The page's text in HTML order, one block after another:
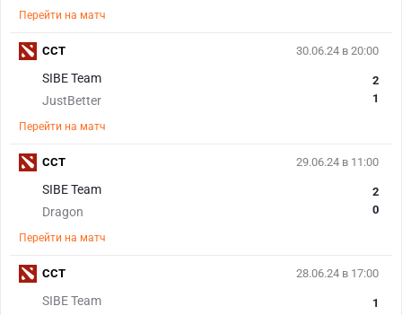
Перейти на матч
30.06.24 в 20:00
SIBE Team
JustBetter
2
1
Перейти на матч
CCT
29.06.24 в 11:00
SIBE Team
Dragon
2
0
Перейти на матч
CCT
28.06.24 в 17:00
SIBE Team
1
CCT